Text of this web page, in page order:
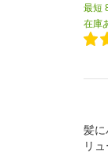
最短
在庫
髪に
リ